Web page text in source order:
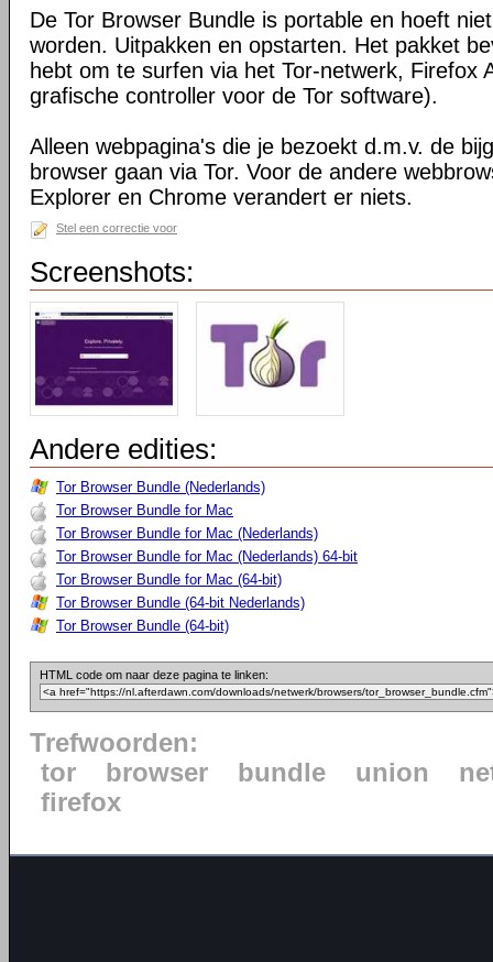
De Tor Browser Bundle is portable en hoeft
worden. Uitpakken en opstarten. Het pakket
hebt om te surfen via het Tor-netwerk, Firefox
grafische controller voor de Tor software).
Alleen webpagina's die je bezoekt d.m.v. de
browser gaan via Tor. Voor de andere
Explorer en Chrome verandert er niets.
Stel een correctie voor
Screenshots:
Andere edities:
Tor Browser Bundle (Nederlands)
Tor Browser Bundle for Mac
Tor Browser Bundle for Mac (Nederlands)
Tor Browser Bundle for Mac (Nederlands) 64-bit
Tor Browser Bundle for Mac (64-bit)
Tor Browser Bundle (64-bit Nederlands)
Tor Browser Bundle (64-bit)
HTML code om naar deze pagina te linken:
Trefwoorden:
tor
browser bundle union
firefox